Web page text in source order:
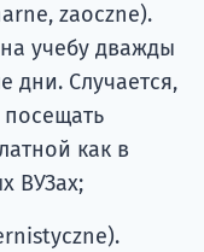
zaoczne).
учебу дважды
дни. Случается,
как в
ВУЗах;